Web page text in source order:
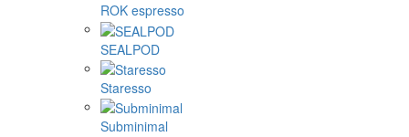
ROK espresso
SEALPOD
Staresso
Subminimal